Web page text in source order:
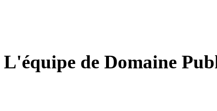
L'équipe de Domaine